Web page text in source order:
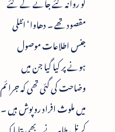
مقصود تھے ۔ دھاوا‘ انٹلی
جنس اطلاعات موصول
ہونے پر کیا گیا جن میں
وضاحت کی گئی تھی کہ جرائم
میں ملوث افراد روپوش ہیں ۔